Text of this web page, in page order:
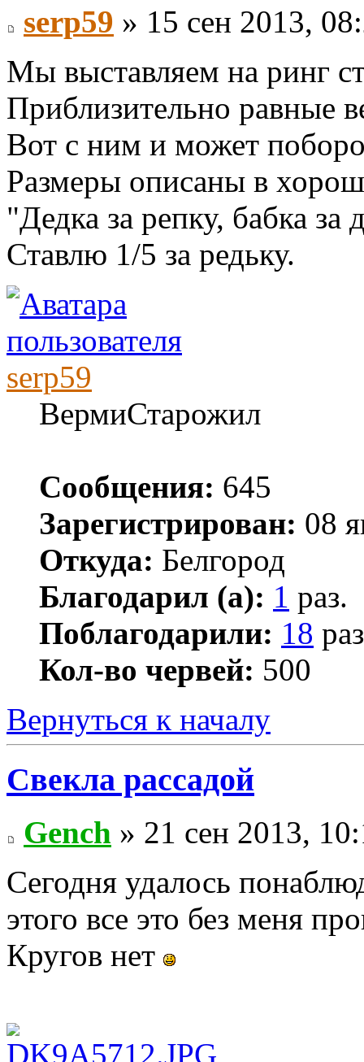
serp59 » 15 сен 2013,
Мы выставляем на ринг
Приблизительно равные
Вот с ним и может
Размеры описаны в
"Дедка за репку, бабка за
Ставлю 1/5 за редьку.
serp59
ВермиСтарожил
Сообщения: 645
Зарегистрирован: 08
Откуда: Белгород
Благодарил (а): 1 раз.
Поблагодарили: 18
Кол-во червей: 500
Вернуться к началу
Свекла рассадой
Gench » 21 сен 2013,
Сегодня удалось
этого все это без меня
Кругов нет